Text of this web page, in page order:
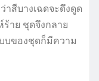
าสีบางเฉดจะดึงดูด
าย ชุดจึงกลาย
บของชุดก็มีความ